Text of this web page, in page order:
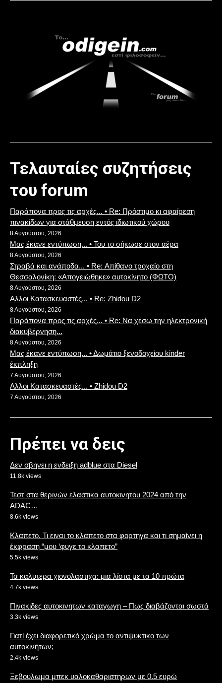
Τελαυταίες συζητήσεις
του forum
Παράπονα προς τις αρχές... • Re: Πρόστιμο κι αφαίρεση
πινακίδων για στάθμευση εντός ιδιωτικού χώρου
8 Αυγούστου, 2026
Μας έκανε εντύπωση... • Του το σήκωσε στον αέρα
8 Αυγούστου, 2026
Στραβά και ανάποδα... • Re: Απίθανο τροχαίο στη
Θεσσαλονίκη: «Απογειώθηκε» αυτοκίνητο (ΦΩΤΟ)
8 Αυγούστου, 2026
Αλλοι Κατασκευαστές... • Re: Zhidou D2
8 Αυγούστου, 2026
Παράπονα προς τις αρχές... • Re: Να χέσω την ηλεκτρονική
διακυβέρνηση...
8 Αυγούστου, 2026
Μας έκανε εντύπωση... • Δωμάτιο ξενοδοχείου kinder
έκπληξη
7 Αυγούστου, 2026
Αλλοι Κατασκευαστές... • Zhidou D2
7 Αυγούστου, 2026
Πρέπει να δεις
Δεν σβηνει η ενδειξη adblue στα Diesel
11.8k views
Τεστ στα θερινών ελαστικα αυτοκινητου 2024 από την
ADAC…
8.6k views
Κλαπετο. Τι ειναι το κλαπετο στα φορτηγα και τι σημαίνει η
έκφραση “μου ‘φυγε το κλαπετο”
5.5k views
Τα καλυτερα χιονολαστιχα: μια λίστα με τα 10 πρώτα
4.7k views
Πινακιδες αυτοκινητων καταγωγη – Πως διαβάζονται σωστά
3.3k views
Γιατί έχει διαφορετικό χρώμα το αντιψυκτικο των
αυτοκινήτων;
2.4k views
Ξεβουλωμα μπεκ υαλοκαθαριστηρων με 0.5 ευρώ